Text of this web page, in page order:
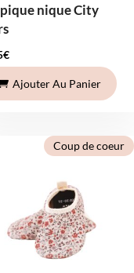
nique City
€
Ajouter Au Panier
Coup de coeur